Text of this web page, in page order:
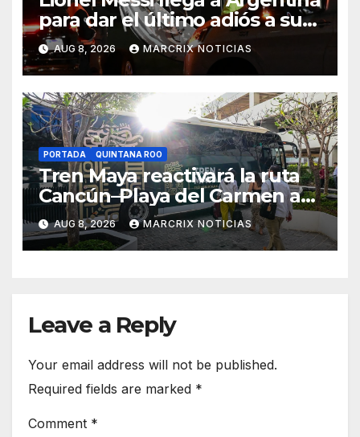
para dar el último adiós a su
padre
AUG 8, 2026 MARCRIX NOTICIAS
PORTADA QUINTANA ROO
Tren Maya reactivará la ruta
Cancún–Playa del Carmen a
partir del 15 de agosto
AUG 8, 2026 MARCRIX NOTICIAS
Leave a Reply
Your email address will not be published.
Required fields are marked *
Comment *